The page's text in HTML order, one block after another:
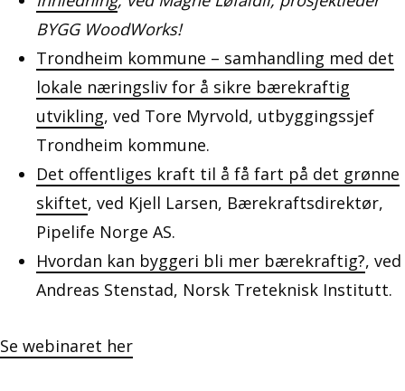
BYGG WoodWorks!
Trondheim kommune – samhandling med det
lokale næringsliv for å sikre bærekraftig
utvikling, ved Tore Myrvold, utbyggingssjef
Trondheim kommune.
Det offentliges kraft til å få fart på det grønne
skiftet, ved Kjell Larsen, Bærekraftsdirektør,
Pipelife Norge AS.
Hvordan kan byggeri bli mer bærekraftig?, ved
Andreas Stenstad, Norsk Treteknisk Institutt.
Se webinaret her